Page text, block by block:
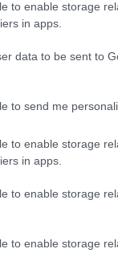
to enable storage
in apps.
data to be sent to
to send me
to enable storage
in apps.
to enable storage
to enable storage